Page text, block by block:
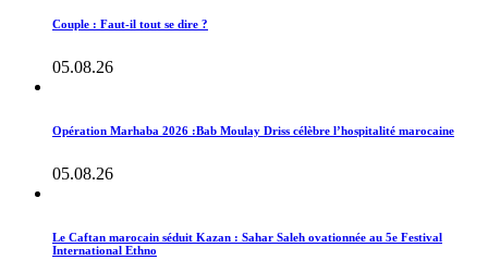
Couple : Faut-il tout se dire ?
05.08.26
Opération Marhaba 2026 :Bab Moulay Driss célèbre l’hospitalité marocaine
05.08.26
Le Caftan marocain séduit Kazan : Sahar Saleh ovationnée au 5e Festival
International Ethno